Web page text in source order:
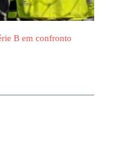
B em confronto